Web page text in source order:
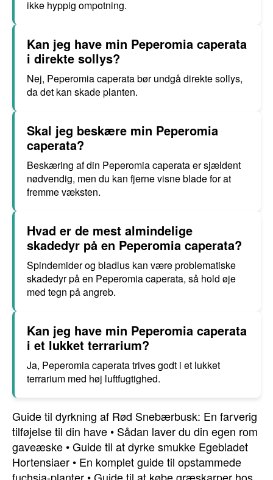
ikke hyppig ompotning.
Kan jeg have min Peperomia caperata
i direkte sollys?
Nej, Peperomia caperata bør undgå direkte sollys,
da det kan skade planten.
Skal jeg beskære min Peperomia
caperata?
Beskæring af din Peperomia caperata er sjældent
nødvendig, men du kan fjerne visne blade for at
fremme væksten.
Hvad er de mest almindelige
skadedyr på en Peperomia caperata?
Spindemider og bladlus kan være problematiske
skadedyr på en Peperomia caperata, så hold øje
med tegn på angreb.
Kan jeg have min Peperomia caperata
i et lukket terrarium?
Ja, Peperomia caperata trives godt i et lukket
terrarium med høj luftfugtighed.
Guide til dyrkning af Rød Snebærbusk: En farverig
tilføjelse til din have • Sådan laver du din egen rom
gaveæske •Guide til at dyrke smukke Egebladet
Hortensiaer • En komplet guide til opstammede